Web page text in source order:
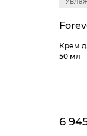
Крем
50 мл
6